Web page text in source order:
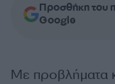
Προσθήκη του
Google
Με προβλήματα